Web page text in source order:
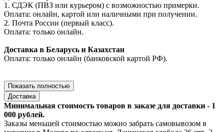
1. СДЭК (ПВЗ или курьером) с возможностью примерки.
Оплата: онлайн, картой или наличными при получении.
2. Почта России (первый класс).
Оплата: только онлайн.
Доставка в Беларусь и Казахстан
Оплата: только онлайн (банковской картой РФ).
Показать полностью
Доставка
Минимальная стоимость товаров в заказе для доставки - 1
000 рублей.
Заказы меньшей стоимостью можно забрать самовывозом в